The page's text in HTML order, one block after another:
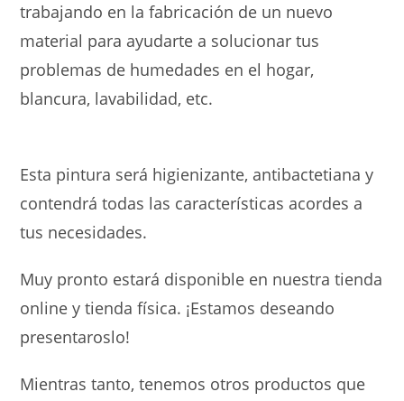
trabajando en la fabricación de un nuevo
material para ayudarte a solucionar tus
problemas de humedades en el hogar,
blancura, lavabilidad, etc.
Esta pintura será higienizante, antibactetiana y
contendrá todas las características acordes a
tus necesidades.
Muy pronto estará disponible en nuestra tienda
online y tienda física. ¡Estamos deseando
presentaroslo!
Mientras tanto, tenemos otros productos que